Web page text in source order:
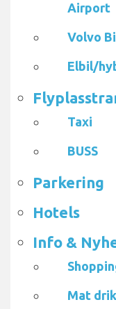
Airport
Volvo
Elbil/
Taxi
BUSS
Parkering
Hotels
Info &
Mat